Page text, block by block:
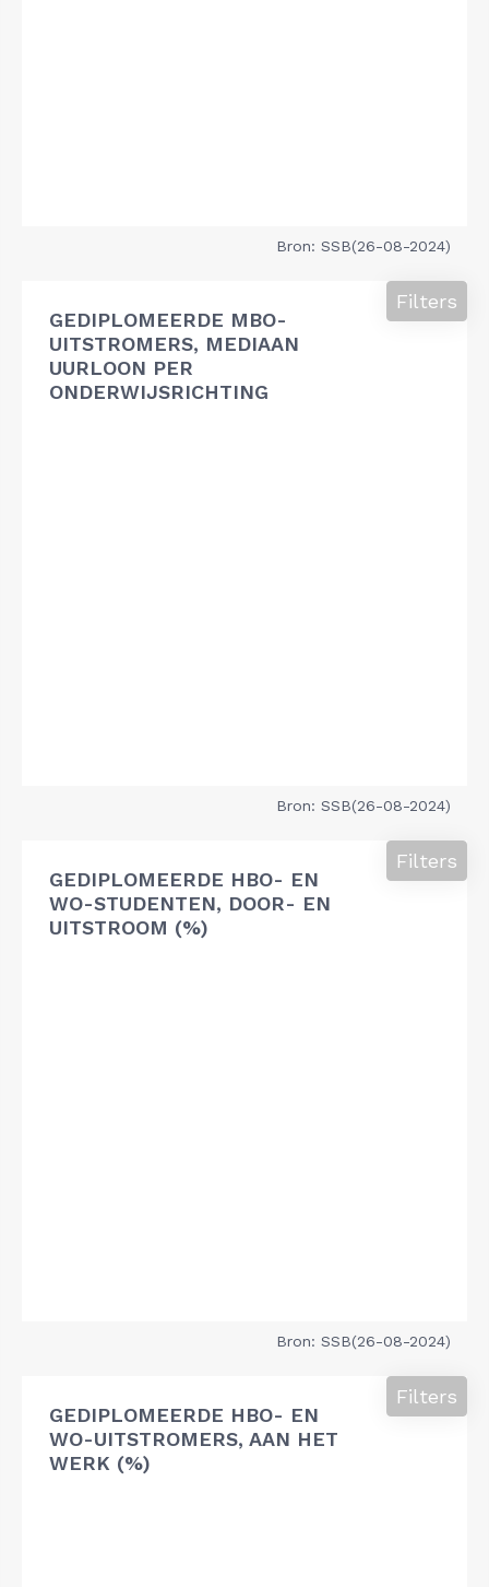
Bron: SSB(26-08-2024)
GEDIPLOMEERDE MBO-
UITSTROMERS, MEDIAAN
UURLOON PER
ONDERWIJSRICHTING
Filters
Bron: SSB(26-08-2024)
GEDIPLOMEERDE HBO- EN
WO-STUDENTEN, DOOR- EN
UITSTROOM (%)
Filters
Bron: SSB(26-08-2024)
GEDIPLOMEERDE HBO- EN
WO-UITSTROMERS, AAN HET
WERK (%)
Filters